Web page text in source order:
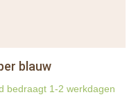
blauw
bedraagt 1-2 werkdagen